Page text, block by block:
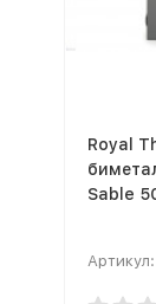
Royal
Sable
Артикул: